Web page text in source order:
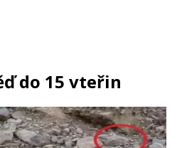
do 15 vteřin